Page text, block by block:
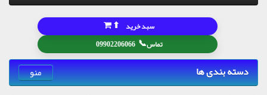
تماس📞
09902206066
سبد خرید ⬆
دسته بندی ها منو